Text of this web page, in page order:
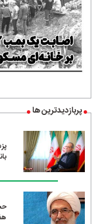
پربازدیدترین ها